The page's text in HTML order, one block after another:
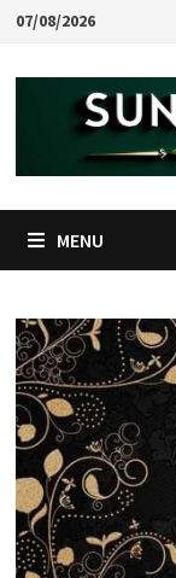
Skip
content
07/08/2026
MENU